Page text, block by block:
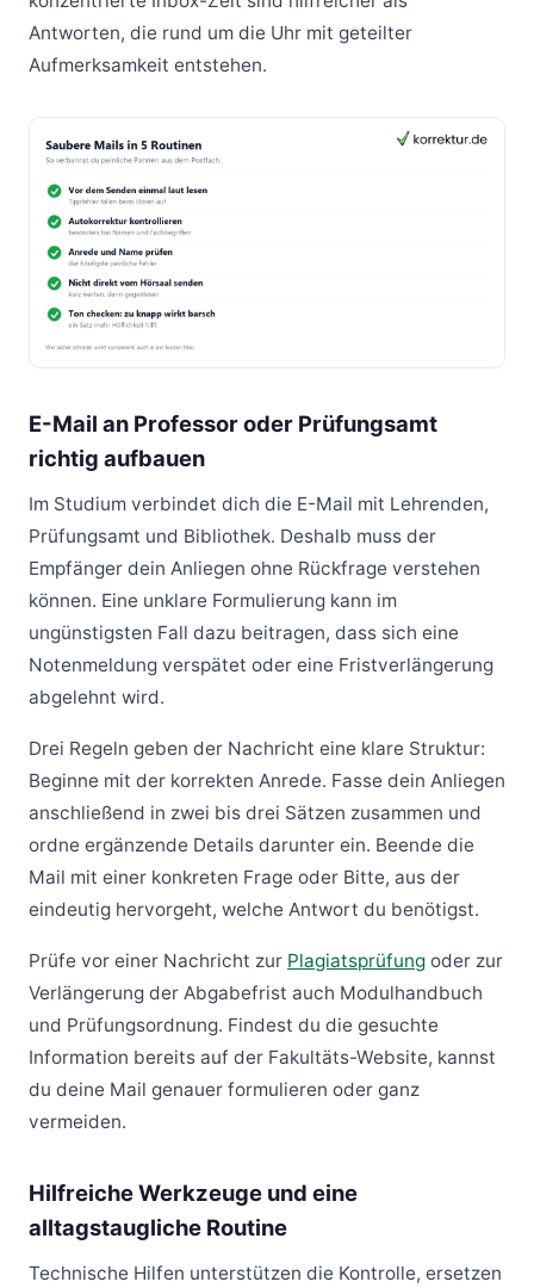
Antworten, die rund um die Uhr mit geteilter
Aufmerksamkeit entstehen.
E-Mail an Professor oder Prüfungsamt
richtig aufbauen
Im Studium verbindet dich die E-Mail mit Lehrenden,
Prüfungsamt und Bibliothek. Deshalb muss der
Empfänger dein Anliegen ohne Rückfrage verstehen
können. Eine unklare Formulierung kann im
ungünstigsten Fall dazu beitragen, dass sich eine
Notenmeldung verspätet oder eine Fristverlängerung
abgelehnt wird.
Drei Regeln geben der Nachricht eine klare Struktur:
Beginne mit der korrekten Anrede. Fasse dein Anliegen
anschließend in zwei bis drei Sätzen zusammen und
ordne ergänzende Details darunter ein. Beende die
Mail mit einer konkreten Frage oder Bitte, aus der
eindeutig hervorgeht, welche Antwort du benötigst.
Prüfe vor einer Nachricht zur Plagiatsprüfung oder zur
Verlängerung der Abgabefrist auch Modulhandbuch
und Prüfungsordnung. Findest du die gesuchte
Information bereits auf der Fakultäts-Website, kannst
du deine Mail genauer formulieren oder ganz
vermeiden.
Hilfreiche Werkzeuge und eine
alltagstaugliche Routine
Technische Hilfen unterstützen die Kontrolle, ersetzen